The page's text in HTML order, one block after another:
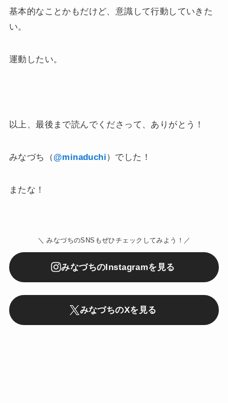
基本的なことかもだけど、意識して行動していきた
い。
運動したい。
以上、最後まで読んでくださって、ありがとう！
みなづち（@minaduchi）でした！
またな！
＼ みなづちのSNSもぜひチェックしてみよう！／
みなづちのInstagramを見る
みなづちのXを見る